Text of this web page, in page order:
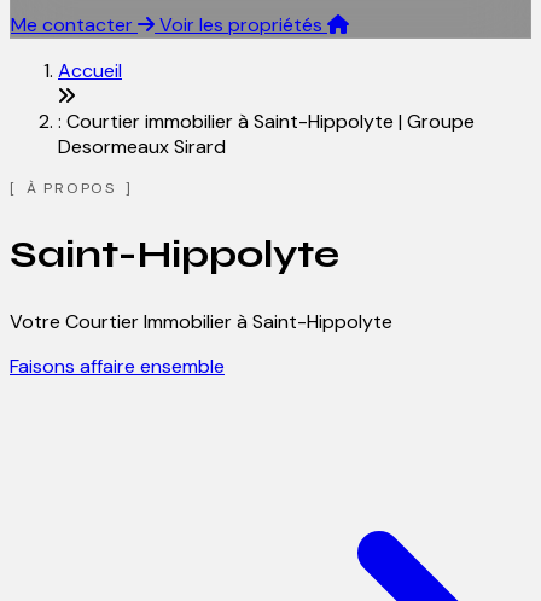
Me contacter
Voir les propriétés
Accueil
: Courtier immobilier à Saint-Hippolyte | Groupe
Desormeaux Sirard
À PROPOS
Saint-Hippolyte
Votre Courtier Immobilier à Saint-Hippolyte
Faisons affaire ensemble